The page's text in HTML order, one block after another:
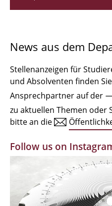
Qualifikationsprofil
Institute
Einrichtungen
Zeichensäle
MBW |
Alumni | cloud club
Dokumente und
News aus dem
Stellenanzeigen für
und Absolventen finden
Ansprechpartner auf der
zu aktuellen Themen oder
bitte an die
Follow us on